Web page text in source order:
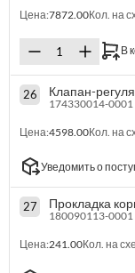
Цена:7872.00Кол. на
В
26 Клапан-
174330014-0001
Цена:4598.00Кол. на
Уведомить о
27 Прокладка
180090113-0001
Цена:241.00Кол. на